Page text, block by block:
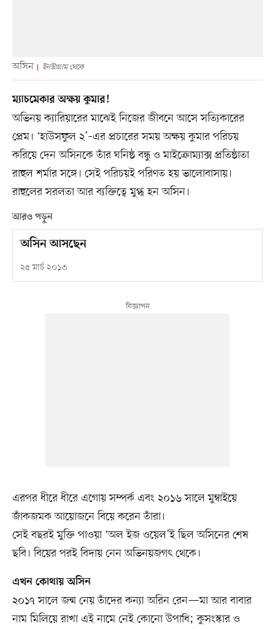
অসিন ইনস্টাগ্রাম থেকে
ম্যাচমেকার অক্ষয় কুমার!
অভিনয় ক্যারিয়ারের মাঝেই নিজের জীবনে আসে সত্যিকারের
প্রেম। ‘হাউসফুল ২’–এর প্রচারের সময় অক্ষয় কুমার পরিচয়
করিয়ে দেন অসিনকে তাঁর ঘনিষ্ঠ বন্ধু ও মাইক্রোম্যাক্স প্রতিষ্ঠাতা
রাহুল শর্মার সঙ্গে। সেই পরিচয়ই পরিণত হয় ভালোবাসায়।
রাহুলের সরলতা আর ব্যক্তিত্বে মুগ্ধ হন অসিন।
আরও পড়ুন
অসিন আসছেন
২৫ মার্চ ২০১৩
এরপর ধীরে ধীরে এগোয় সম্পর্ক এবং ২০১৬ সালে মুম্বাইয়ে
জাঁকজমক আয়োজনে বিয়ে করেন তাঁরা।
সেই বছরই মুক্তি পাওয়া ‘অল ইজ ওয়েল’ই ছিল অসিনের শেষ
ছবি। বিয়ের পরই বিদায় নেন অভিনয়জগৎ থেকে।
এখন কোথায় অসিন
২০১৭ সালে জন্ম নেয় তাঁদের কন্যা অরিন রেন—মা আর বাবার
নাম মিলিয়ে রাখা এই নামে নেই কোনো উপাধি; কুসংস্কার ও